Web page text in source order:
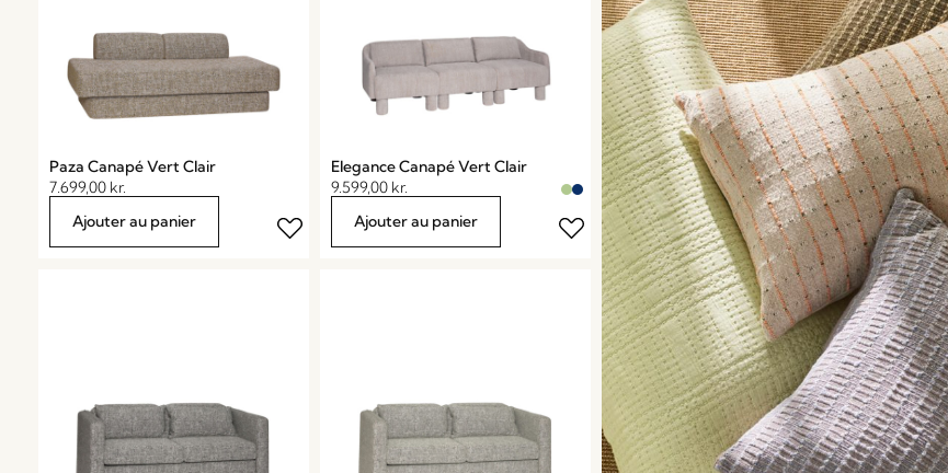
Paza Canapé Vert Clair
7.699,00 kr.
Ajouter au panier
Elegance Canapé Vert Clair
9.599,00 kr.
Ajouter au panier